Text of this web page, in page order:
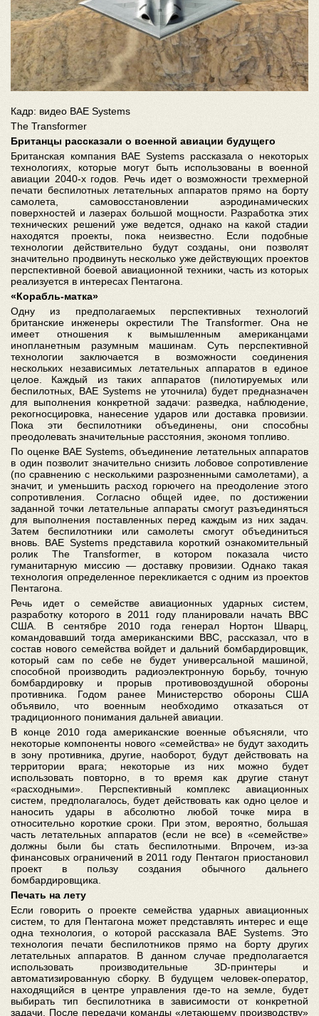
Кадр: видео BAE Systems
The Transformer
Британцы рассказали о военной авиации будущего
Британская компания BAE Systems рассказала о некоторых
технологиях, которые могут быть использованы в военной
авиации 2040-х годов. Речь идет о возможности трехмерной
печати беспилотных летательных аппаратов прямо на борту
самолета, самовосстановлении аэродинамических
поверхностей и лазерах большой мощности. Разработка этих
технических решений уже ведется, однако на какой стадии
находятся проекты, пока неизвестно. Если подобные
технологии действительно будут созданы, они позволят
значительно продвинуть несколько уже действующих проектов
перспективной боевой авиационной техники, часть из которых
реализуется в интересах Пентагона.
«Корабль-матка»
Одну из предполагаемых перспективных технологий
британские инженеры окрестили The Transformer. Она не
имеет отношения к вымышленным американцами
инопланетным разумным машинам. Суть перспективной
технологии заключается в возможности соединения
нескольких независимых летательных аппаратов в единое
целое. Каждый из таких аппаратов (пилотируемых или
беспилотных, BAE Systems не уточнила) будет предназначен
для выполнения конкретной задачи: разведка, наблюдение,
рекогносцировка, нанесение ударов или доставка провизии.
Пока эти беспилотники объединены, они способны
преодолевать значительные расстояния, экономя топливо.
По оценке BAE Systems, объединение летательных аппаратов
в один позволит значительно снизить лобовое сопротивление
(по сравнению с несколькими разрозненными самолетами), а
значит, и уменьшить расход горючего на преодоление этого
сопротивления. Согласно общей идее, по достижении
заданной точки летательные аппараты смогут разъединяться
для выполнения поставленных перед каждым из них задач.
Затем беспилотники или самолеты смогут объединиться
вновь. BAE Systems представила короткий ознакомительный
ролик The Transformer, в котором показала чисто
гуманитарную миссию — доставку провизии. Однако такая
технология определенное перекликается с одним из проектов
Пентагона.
Речь идет о семействе авиационных ударных систем,
разработку которого в 2011 году планировали начать ВВС
США. В сентябре 2010 года генерал Нортон Шварц,
командовавший тогда американскими ВВС, рассказал, что в
состав нового семейства войдет и дальний бомбардировщик,
который сам по себе не будет универсальной машиной,
способной производить радиоэлектронную борьбу, точную
бомбардировку и прорыв противовоздушной обороны
противника. Годом ранее Министерство обороны США
объявило, что военным необходимо отказаться от
традиционного понимания дальней авиации.
В конце 2010 года американские военные объясняли, что
некоторые компоненты нового «семейства» не будут заходить
в зону противника, другие, наоборот, будут действовать на
территории врага; некоторые из них можно будет
использовать повторно, в то время как другие станут
«расходными». Перспективный комплекс авиационных
систем, предполагалось, будет действовать как одно целое и
наносить удары в абсолютно любой точке мира в
относительно короткие сроки. При этом, вероятно, большая
часть летательных аппаратов (если не все) в «семействе»
должны были бы стать беспилотными. Впрочем, из-за
финансовых ограничений в 2011 году Пентагон приостановил
проект в пользу создания обычного дальнего
бомбардировщика.
Печать на лету
Если говорить о проекте семейства ударных авиационных
систем, то для Пентагона может представлять интерес и еще
одна технология, о которой рассказала BAE Systems. Это
технология печати беспилотников прямо на борту других
летательных аппаратов. В данном случае предполагается
использовать производительные 3D-принтеры и
автоматизированную сборку. В будущем человек-оператор,
находящийся в центре управления где-то на земле, будет
выбирать тип беспилотника в зависимости от конкретной
задачи. После передачи команды «летающему производству»